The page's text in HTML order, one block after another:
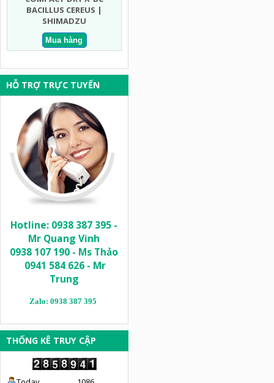
BACILLUS CEREUS |
SHIMADZU
HỖ TRỢ TRỰC TUYẾN
Hotline: 0938 387 395 -
Mr Quang Vinh
0938 107 190 - Ms Thảo
0941 584 626 - Mr
Trung
Zalo: 0938 387 395
THỐNG KÊ TRUY CẬP